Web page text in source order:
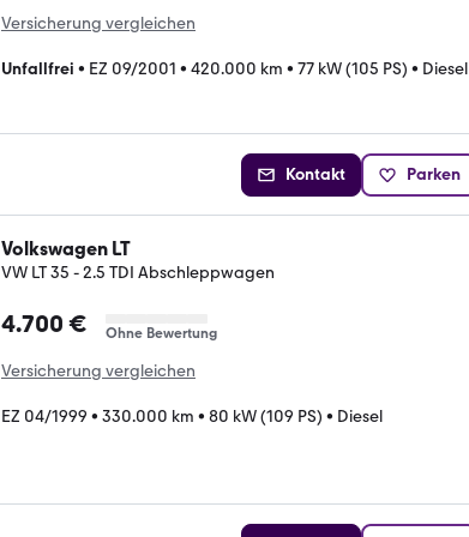
Versicherung vergleichen
Unfallfrei • EZ 09/2001 • 420.000 km • 77 kW (105 PS) • Diesel
Kontakt Parken
Volkswagen LT
VW LT 35 - 2.5 TDI Abschleppwagen
4.700 € Ohne Bewertung
Versicherung vergleichen
EZ 04/1999 • 330.000 km • 80 kW (109 PS) • Diesel